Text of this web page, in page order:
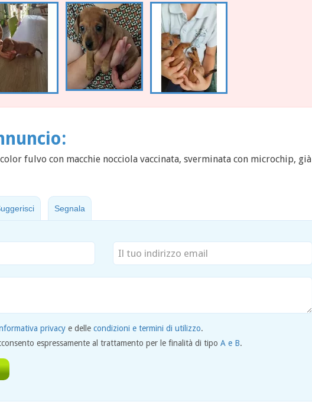
fulvo con macchie nocciola vaccinata, sverminata con microchip, già
Segnala
privacy e delle condizioni e termini di utilizzo.
espressamente al trattamento per le finalità di tipo A e B.